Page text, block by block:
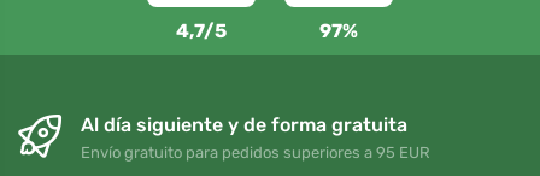
4,7/5 97%
Al día siguiente y de forma gratuita
Envío gratuito para pedidos superiores a 95 EUR